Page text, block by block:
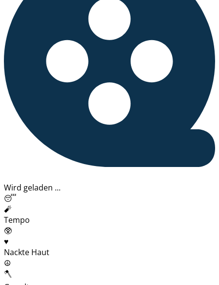
Wird geladen ...
😴
🧨
Tempo
🥸
♥️
Nackte Haut
☮️
🪓